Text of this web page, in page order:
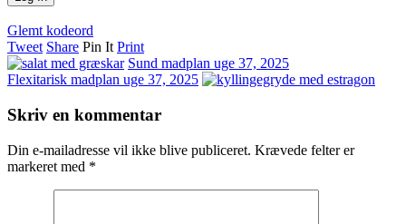
Glemt kodeord
Tweet Share Pin It Print
Sund madplan uge 37, 2025
Flexitarisk madplan uge 37, 2025
Skriv en kommentar
Din e-mailadresse vil ikke blive publiceret. Krævede felter er
markeret med *